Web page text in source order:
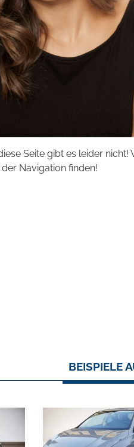
Seite gibt es leider nicht!
Navigation finden!
BEISPIELE